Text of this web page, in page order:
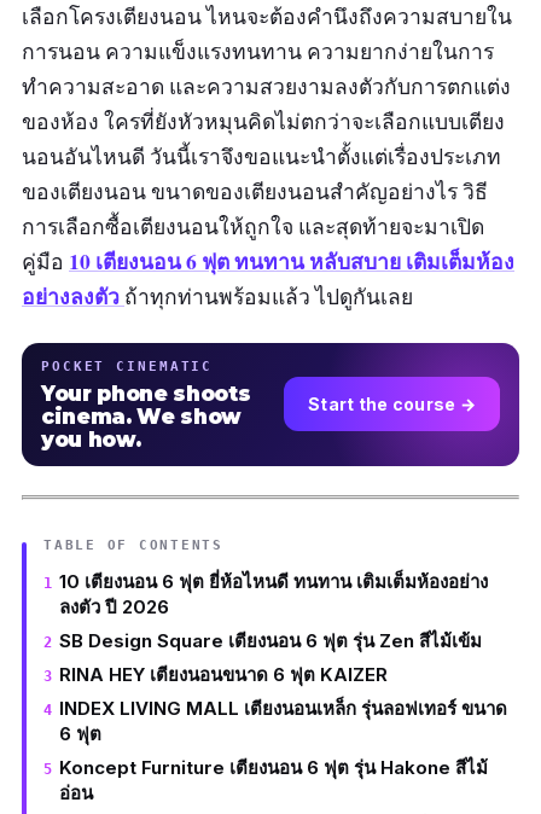
เลือกโครงเตียงนอน ไหนจะต้องคำนึงถึงความสบายใน
การนอน ความแข็งแรงทนทาน ความยากง่ายในการ
ทำความสะอาด และความสวยงามลงตัวกับการตกแต่ง
ของห้อง ใครที่ยังหัวหมุนคิดไม่ตกว่าจะเลือกแบบเตียง
นอนอันไหนดี วันนี้เราจึงขอแนะนำตั้งแต่เรื่องประเภท
ของเตียงนอน ขนาดของเตียงนอนสำคัญอย่างไร วิธี
การเลือกซื้อเตียงนอนให้ถูกใจ และสุดท้ายจะมาเปิด
คู่มือ 10 เตียงนอน 6 ฟุต ทนทาน หลับสบาย เติมเต็มห้อง
อย่างลงตัว ถ้าทุกท่านพร้อมแล้ว ไปดูกันเลย
POCKET CINEMATIC
Your phone shoots
cinema. We show
you how.
Start the course →
TABLE OF CONTENTS
10 เตียงนอน 6 ฟุต ยี่ห้อไหนดี ทนทาน เติมเต็มห้องอย่าง
ลงตัว ปี 2026
SB Design Square เตียงนอน 6 ฟุต รุ่น Zen สีไม้เข้ม
RINA HEY เตียงนอนขนาด 6 ฟุต KAIZER
INDEX LIVING MALL เตียงนอนเหล็ก รุ่นลอฟเทอร์ ขนาด
6 ฟุต
Koncept Furniture เตียงนอน 6 ฟุต รุ่น Hakone สีไม้
อ่อน